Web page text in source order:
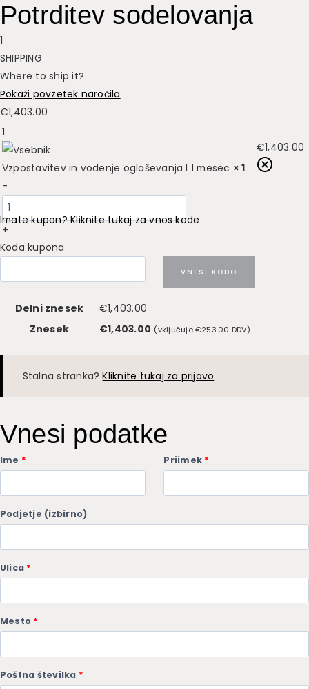
Potrditev sodelovanja
1
SHIPPING
Where to ship it?
Pokaži povzetek naročila
€1,403.00
1
Vzpostavitev in vodenje oglaševanja I 1 mesec × 1
-
+
€1,403.00
Imate kupon? Kliknite tukaj za vnos kode
Koda kupona
VNESI KODO
Delni znesek €1,403.00
Znesek
€1,403.00 (vključuje€253.00 DDV)
Stalna stranka?Kliknite tukaj za prijavo
Vnesi podatke
Ime * Priimek *
Podjetje (izbirno)
Ulica *
Mesto *
Poštna številka *